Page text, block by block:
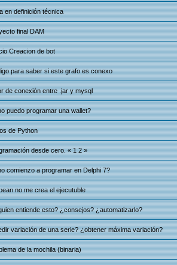
en definición técnica
final DAM
Creacion de bot
para saber si este grafo es conexo
de conexión entre .jar y mysql
puedo programar una wallet?
de Python
desde cero. «1 2»
comienzo a programar en Delphi 7?
no me crea el ejecutuble
entiende esto? ¿consejos? ¿automatizarlo?
variación de una serie? ¿obtener máxima variación?
de la mochila (binaria)